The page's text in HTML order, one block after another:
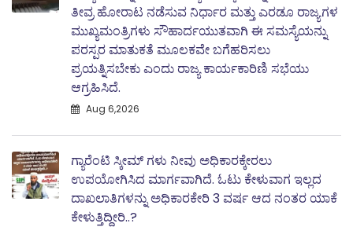
ತೀವ್ರ ಹೋರಾಟ ನಡೆಸುವ ನಿರ್ಧಾರ ಮತ್ತು ಎರಡೂ ರಾಜ್ಯಗಳ
ಮುಖ್ಯಮಂತ್ರಿಗಳು ಸೌಹಾರ್ದಯುತವಾಗಿ ಈ ಸಮಸ್ಯೆಯನ್ನು
ಪರಸ್ಪರ ಮಾತುಕತೆ ಮೂಲಕವೇ ಬಗೆಹರಿಸಲು
ಪ್ರಯತ್ನಿಸಬೇಕು ಎಂದು ರಾಜ್ಯ ಕಾರ್ಯಕಾರಿಣಿ ಸಭೆಯು
ಆಗ್ರಹಿಸಿದೆ.
Aug 6,2026
ಗ್ಯಾರೆಂಟಿ ಸ್ಕೀಮ್ ಗಳು ನೀವು ಅಧಿಕಾರಕ್ಕೇರಲು
ಉಪಯೋಗಿಸಿದ ಮಾರ್ಗವಾಗಿದೆ. ಓಟು ಕೇಳುವಾಗ ಇಲ್ಲದ
ದಾಖಲಾತಿಗಳನ್ನು ಅಧಿಕಾರಕೇರಿ 3 ವರ್ಷ ಆದ ನಂತರ ಯಾಕೆ
ಕೇಳುತ್ತಿದ್ದೀರಿ..?